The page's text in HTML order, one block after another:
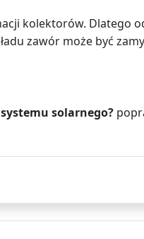
kolektorów. Dlatego
zawór może być
solarnego?